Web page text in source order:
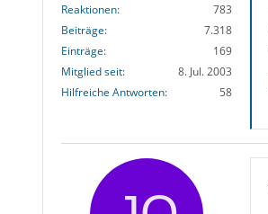
Reaktionen
783
Beiträge
7.318
Einträge
169
Mitglied seit
8. Jul. 2003
Hilfreiche Antworten
58